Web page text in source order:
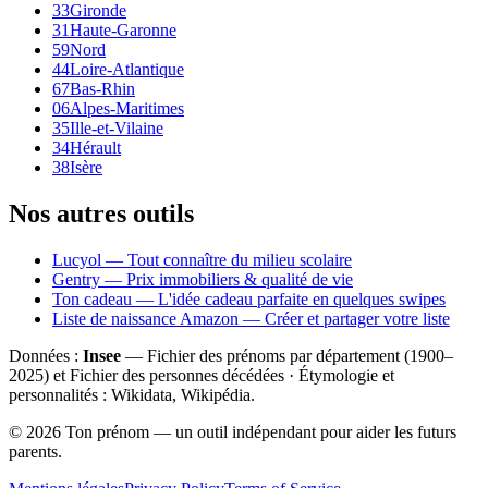
33Gironde
31Haute-Garonne
59Nord
44Loire-Atlantique
67Bas-Rhin
06Alpes-Maritimes
35Ille-et-Vilaine
34Hérault
38Isère
Nos autres outils
Lucyol — Tout connaître du milieu scolaire
Gentry — Prix immobiliers & qualité de vie
Ton cadeau — L'idée cadeau parfaite en quelques swipes
Liste de naissance Amazon — Créer et partager votre liste
Données : Insee — Fichier des prénoms par département (1900–
2025) et Fichier des personnes décédées · Étymologie et
personnalités : Wikidata, Wikipédia.
© 2026 Ton prénom — un outil indépendant pour aider les futurs
parents.